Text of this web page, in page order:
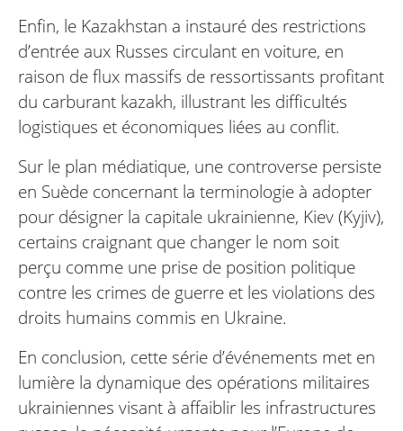
Enfin, le Kazakhstan a instauré des restrictions
d’entrée aux Russes circulant en voiture, en
raison de flux massifs de ressortissants profitant
du carburant kazakh, illustrant les difficultés
logistiques et économiques liées au conflit.
Sur le plan médiatique, une controverse persiste
en Suède concernant la terminologie à adopter
pour désigner la capitale ukrainienne, Kiev (Kyjiv),
certains craignant que changer le nom soit
perçu comme une prise de position politique
contre les crimes de guerre et les violations des
droits humains commis en Ukraine.
En conclusion, cette série d’événements met en
lumière la dynamique des opérations militaires
ukrainiennes visant à affaiblir les infrastructures